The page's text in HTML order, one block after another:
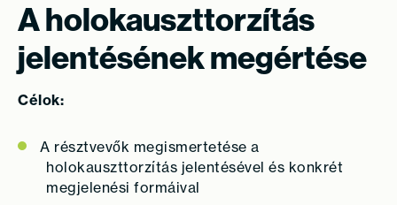
A holokauszttorzítás
jelentésének megértése
Célok:
A résztvevők megismertetése a
holokauszttorzítás jelentésével és konkrét
megjelenési formáival